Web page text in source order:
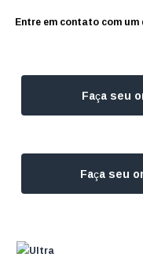
Entre em contato com
Faça seu
Faça seu